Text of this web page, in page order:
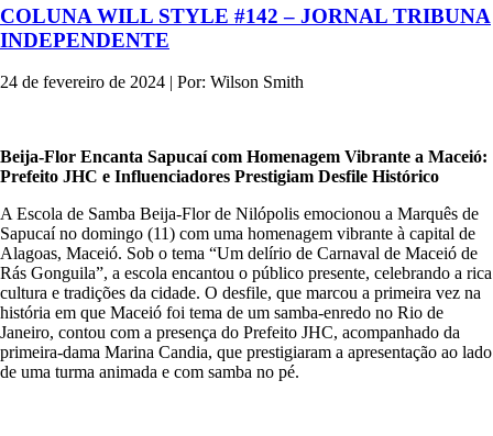
COLUNA WILL STYLE #142 – JORNAL TRIBUNA
INDEPENDENTE
24 de fevereiro de 2024 | Por: Wilson Smith
Beija-Flor Encanta Sapucaí com Homenagem Vibrante a Maceió:
Prefeito JHC e Influenciadores Prestigiam Desfile Histórico
A Escola de Samba Beija-Flor de Nilópolis emocionou a Marquês de
Sapucaí no domingo (11) com uma homenagem vibrante à capital de
Alagoas, Maceió. Sob o tema “Um delírio de Carnaval de Maceió de
Rás Gonguila”, a escola encantou o público presente, celebrando a rica
cultura e tradições da cidade. O desfile, que marcou a primeira vez na
história em que Maceió foi tema de um samba-enredo no Rio de
Janeiro, contou com a presença do Prefeito JHC, acompanhado da
primeira-dama Marina Candia, que prestigiaram a apresentação ao lado
de uma turma animada e com samba no pé.